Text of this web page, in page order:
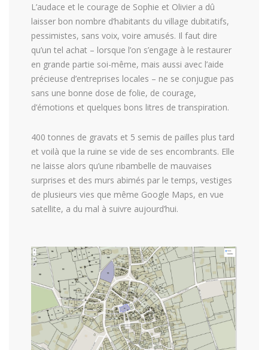
L’audace et le courage de Sophie et Olivier a dû
laisser bon nombre d’habitants du village dubitatifs,
pessimistes, sans voix, voire amusés. Il faut dire
qu’un tel achat – lorsque l’on s’engage à le restaurer
en grande partie soi-même, mais aussi avec l’aide
précieuse d’entreprises locales – ne se conjugue pas
sans une bonne dose de folie, de courage,
d’émotions et quelques bons litres de transpiration.
400 tonnes de gravats et 5 semis de pailles plus tard
et voilà que la ruine se vide de ses encombrants. Elle
ne laisse alors qu’une ribambelle de mauvaises
surprises et des murs abimés par le temps, vestiges
de plusieurs vies que même Google Maps, en vue
satellite, a du mal à suivre aujourd’hui.